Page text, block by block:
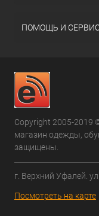
ПОМОЩЬ И
Copyright 2005-2019
магазин одежды,
защищены.
г. Верхний Уфалей.
Посмотреть на карте